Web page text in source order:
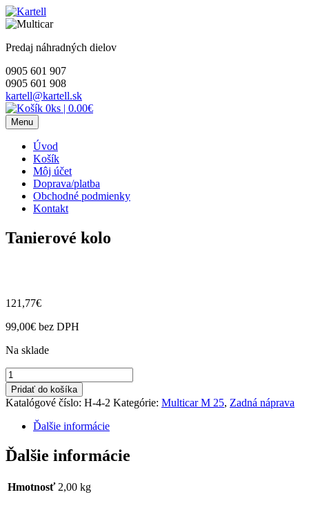
Skip
to
Predaj náhradných dielov
0905 601 907
0905 601 908
kartell@kartell.sk
0ks | 0.00€
Menu
Úvod
Košík
Môj účet
Doprava/platba
Obchodné podmienky
Kontakt
Tanierové kolo
121,77€
99,00€ bez DPH
Na sklade
množstvo
Tanierové
kolo
Pridať do košíka
Katalógové číslo: H-4-2 Kategórie: Multicar M 25, Zadná náprava
Ďalšie informácie
Ďalšie informácie
Hmotnosť 2,00 kg